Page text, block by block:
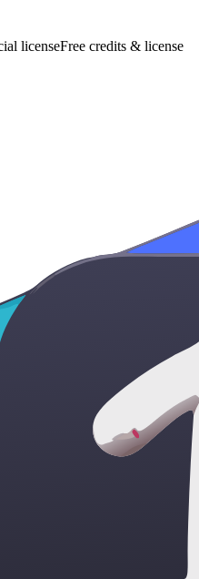
licenseFree credits & license